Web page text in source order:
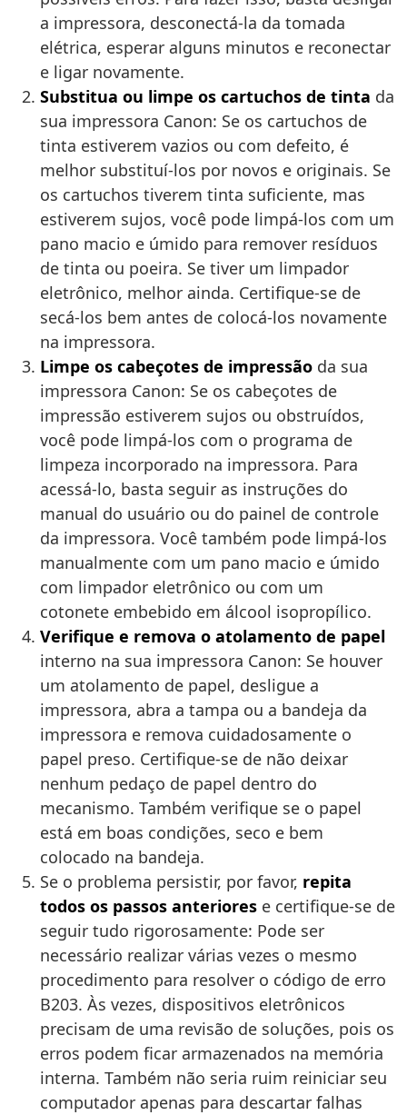
a impressora, desconectá-la da tomada
elétrica, esperar alguns minutos e reconectar
e ligar novamente.
Substitua ou limpe os cartuchos de tinta da
sua impressora Canon: Se os cartuchos de
tinta estiverem vazios ou com defeito, é
melhor substituí-los por novos e originais. Se
os cartuchos tiverem tinta suficiente, mas
estiverem sujos, você pode limpá-los com um
pano macio e úmido para remover resíduos
de tinta ou poeira. Se tiver um limpador
eletrônico, melhor ainda. Certifique-se de
secá-los bem antes de colocá-los novamente
na impressora.
Limpe os cabeçotes de impressão da sua
impressora Canon: Se os cabeçotes de
impressão estiverem sujos ou obstruídos,
você pode limpá-los com o programa de
limpeza incorporado na impressora. Para
acessá-lo, basta seguir as instruções do
manual do usuário ou do painel de controle
da impressora. Você também pode limpá-los
manualmente com um pano macio e úmido
com limpador eletrônico ou com um
cotonete embebido em álcool isopropílico.
Verifique e remova o atolamento de papel
interno na sua impressora Canon: Se houver
um atolamento de papel, desligue a
impressora, abra a tampa ou a bandeja da
impressora e remova cuidadosamente o
papel preso. Certifique-se de não deixar
nenhum pedaço de papel dentro do
mecanismo. Também verifique se o papel
está em boas condições, seco e bem
colocado na bandeja.
Se o problema persistir, por favor, repita
todos os passos anteriores e certifique-se de
seguir tudo rigorosamente: Pode ser
necessário realizar várias vezes o mesmo
procedimento para resolver o código de erro
B203. Às vezes, dispositivos eletrônicos
precisam de uma revisão de soluções, pois os
erros podem ficar armazenados na memória
interna. Também não seria ruim reiniciar seu
computador apenas para descartar falhas